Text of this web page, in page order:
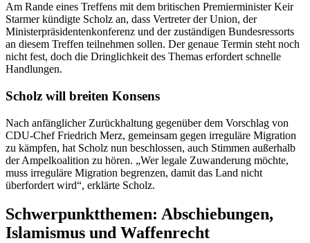
Am Rande eines Treffens mit dem britischen Premierminister Keir
Starmer kündigte Scholz an, dass Vertreter der Union, der
Ministerpräsidentenkonferenz und der zuständigen Bundesressorts
an diesem Treffen teilnehmen sollen. Der genaue Termin steht noch
nicht fest, doch die Dringlichkeit des Themas erfordert schnelle
Handlungen.
Scholz will breiten Konsens
Nach anfänglicher Zurückhaltung gegenüber dem Vorschlag von
CDU-Chef Friedrich Merz, gemeinsam gegen irreguläre Migration
zu kämpfen, hat Scholz nun beschlossen, auch Stimmen außerhalb
der Ampelkoalition zu hören. „Wer legale Zuwanderung möchte,
muss irreguläre Migration begrenzen, damit das Land nicht
überfordert wird“, erklärte Scholz.
Schwerpunktthemen: Abschiebungen,
Islamismus und Waffenrecht